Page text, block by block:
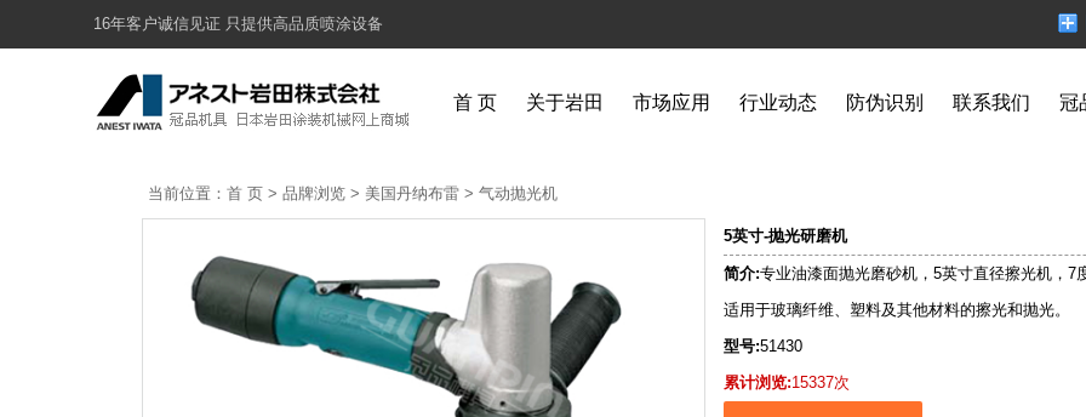
16年客户诚信见证 只提供高品质喷涂设备
首 页 关于岩田 市场应用 行业动态 防伪识别 联系我们 冠
当前位置： 首 页 > 品牌浏览 > 美国丹纳布雷 > 气动抛光机
5英寸-抛光研磨机
简介:专业油漆面抛光磨砂机，5英寸直径擦光机，7
适用于玻璃纤维、塑料及其他材料的擦光和抛光。
型号:51430
累计浏览:15337次